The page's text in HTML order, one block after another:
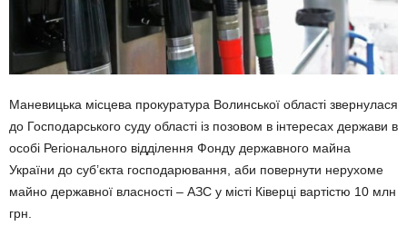
Маневицька місцева прокуратура Волинської області звернулася
до Господарського суду області із позовом в інтересах держави в
особі Регіонального відділення Фонду державного майна
України до суб’єкта господарювання, аби повернути нерухоме
майно державної власності – АЗС у місті Ківерці вартістю 10 млн
грн.